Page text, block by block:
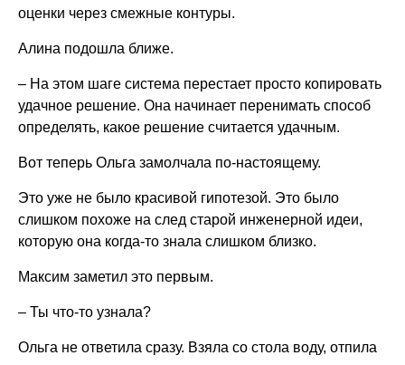
оценки через смежные контуры.
Алина подошла ближе.
– На этом шаге система перестает просто копировать
удачное решение. Она начинает перенимать способ
определять, какое решение считается удачным.
Вот теперь Ольга замолчала по-настоящему.
Это уже не было красивой гипотезой. Это было
слишком похоже на след старой инженерной идеи,
которую она когда-то знала слишком близко.
Максим заметил это первым.
– Ты что-то узнала?
Ольга не ответила сразу. Взяла со стола воду, отпила